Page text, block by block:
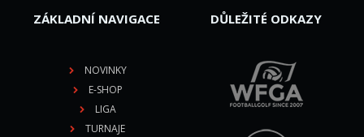
ZÁKLADNÍ NAVIGACE
NOVINKY
E-SHOP
LIGA
TURNAJE
DŮLEŽITÉ ODKAZY